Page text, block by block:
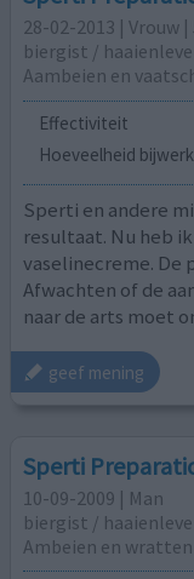
28-02-2013 | Vrouw |
biergist /
Aambeien en
Effectiviteit
Hoeveelheid
Sperti en andere
resultaat. Nu heb
vaselinecreme. De
Afwachten of de
naar de arts moet
geef mening
Sperti
10-09-2009 | Man
biergist /
Ambeien en wratten